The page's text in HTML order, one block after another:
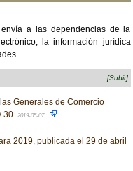
a las dependencias de la
la información jurídica
[Subir]
Generales de Comercio
30. 2019-05-07
2019, publicada el 29 de abril